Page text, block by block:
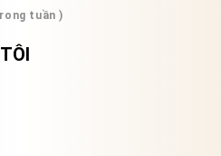
tuần )